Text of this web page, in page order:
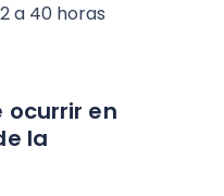
a 40 horas
ocurrir en
la